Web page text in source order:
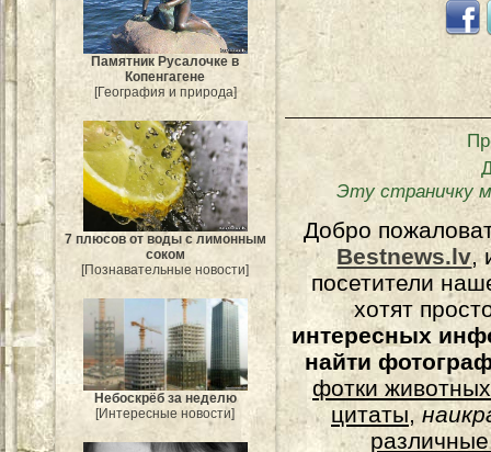
Памятник Русалочке в
Копенгагене
[География и природа]
7 плюсов от воды с лимонным
соком
[Познавательные новости]
Небоскрёб за неделю
[Интересные новости]
Эту страничку
Добро
Bestnews.lv,
посетители
хотят
интересных
найти
фотки животных
цитаты,